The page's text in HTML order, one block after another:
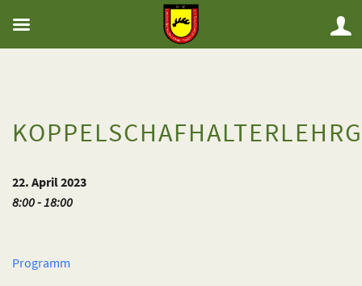
22. April 2023
8:00 - 18:00
Programm